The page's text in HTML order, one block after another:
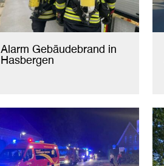
Alarm Gebäudebrand in
Hasbergen